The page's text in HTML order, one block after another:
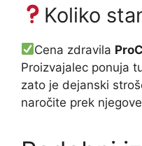
Koliko
Cena zdravila
Proizvajalec ponuja
zato je dejanski
naročite prek